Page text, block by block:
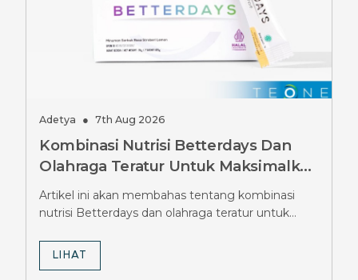
Adetya ● 7th Aug 2026
Kombinasi Nutrisi Betterdays Dan
Olahraga Teratur Untuk Maksimalkan
Hasil Diet Ozempic, Wajib Tahu
Strateginya
Artikel ini akan membahas tentang kombinasi
nutrisi Betterdays dan olahraga teratur untuk
LIHAT